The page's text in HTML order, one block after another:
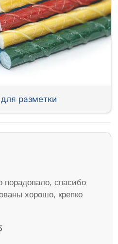
разметки
спасибо
хорошо, крепко